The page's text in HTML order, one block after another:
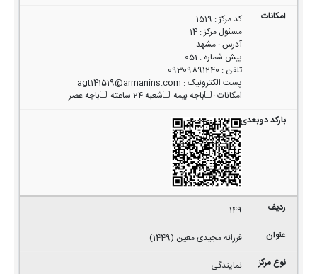
کد مرکز:
1519
مسئول مرکز:
14
آدرس:مشهد
پیش شماره :
051
تلفن :
09309891240
پست الکترونیک:
agt141519@armanins.com
امکانات: باجه بیمه شعبه 24 ساعته باجه عصر
149
فرزانه مجیدی معین (1449)
نمایندگی